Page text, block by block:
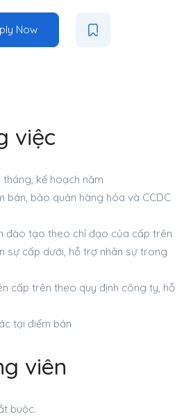
Now
việc
kế hoạch năm
bán, bảo quản hàng hóa và CCDC
đào tạo theo chỉ đạo của cấp trên
sự cấp dưới, hỗ trợ nhân sự trong
cấp trên theo quy định công ty, hỗ
tại điểm bán
viên
buộc.